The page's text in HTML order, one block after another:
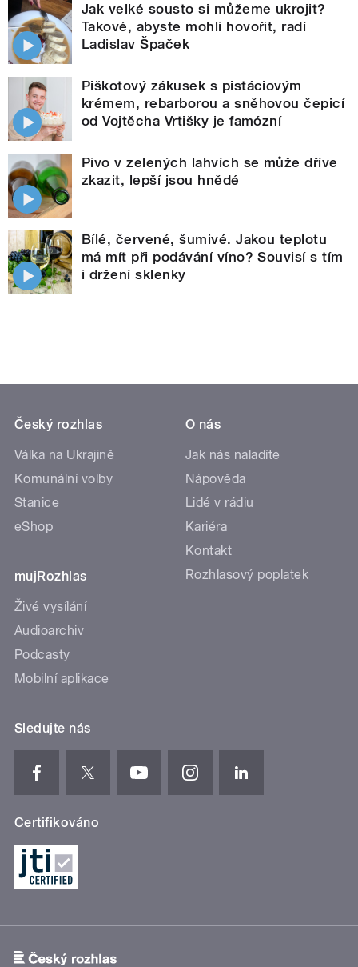
Jak velké sousto si můžeme ukrojit?
Takové, abyste mohli hovořit, radí
Ladislav Špaček
Piškotový zákusek s pistáciovým
krémem, rebarborou a sněhovou čepicí
od Vojtěcha Vrtišky je famózní
Pivo v zelených lahvích se může dříve
zkazit, lepší jsou hnědé
Bílé, červené, šumivé. Jakou teplotu
má mít při podávání víno? Souvisí s tím
i držení sklenky
Český rozhlas
Válka na Ukrajině
Komunální volby
Stanice
eShop
mujRozhlas
Živé vysílání
Audioarchiv
Podcasty
Mobilní aplikace
O nás
Jak nás naladíte
Nápověda
Lidé v rádiu
Kariéra
Kontakt
Rozhlasový poplatek
Sledujte nás
Certifikováno